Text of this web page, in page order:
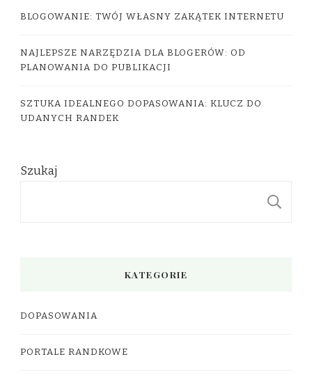
BLOGOWANIE: TWÓJ WŁASNY ZAKĄTEK INTERNETU
NAJLEPSZE NARZĘDZIA DLA BLOGERÓW: OD
PLANOWANIA DO PUBLIKACJI
SZTUKA IDEALNEGO DOPASOWANIA: KLUCZ DO
UDANYCH RANDEK
Szukaj
KATEGORIE
DOPASOWANIA
PORTALE RANDKOWE